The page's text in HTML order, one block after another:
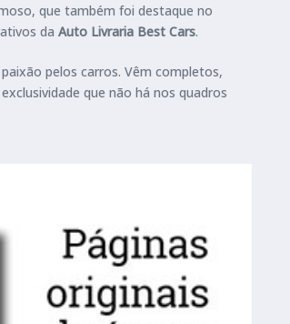
que também foi destaque no
da Auto Livraria Best Cars.
pelos carros. Vêm completos,
que não há nos quadros